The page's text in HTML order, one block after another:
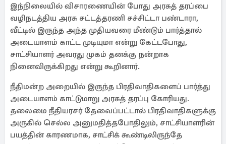
இந்நிலையில் விசாரணையின் போது அரசுத் தரப்பை
வழிநடத்திய அரசு சட்டத்தரணி சச்சிட்டா பண்டாரா,
வீட்டில் இருந்த அந்த முதியவரை மீண்டும் பார்த்தால்
அடையாளம் காட்ட முடியுமா என்று கேட்டபோது, ​​
சாட்சியாளர் அவரது முகம் தனக்கு நன்றாக
நினைவிருக்கிறது என்று கூறினார்.
நீதிமன்ற அறையில் இருந்த பிரதிவாதிகளைப் பார்த்து
அடையாளம் காட்டுமாறு அரசுத் தரப்பு கோரியது.
தலைமை நீதியரசர் தேவைப்பட்டால் பிரதிவாதிகளுக்கு
அருகில் செல்ல அனுமதித்தபோதிலும், சாட்சியாளரின்
பயத்தின் காரணமாக, சாட்சிக் கூண்டிலிருந்தே